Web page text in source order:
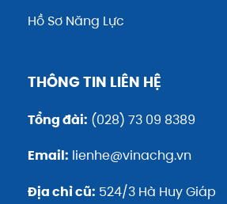
Hồ Sơ Năng Lực
THÔNG TIN LIÊN HỆ
Tổng đài: (028) 73 09 8389
Email: lienhe@vinachg.vn
Địa chỉ cũ: 524/3 Hà Huy Giáp